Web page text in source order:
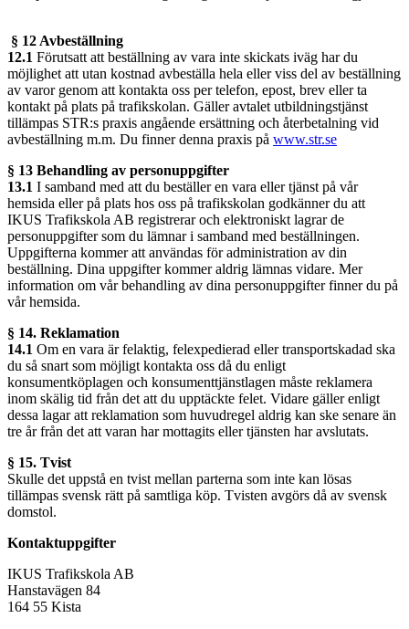
§ 12 Avbeställning
12.1 Förutsatt att beställning av vara inte skickats iväg har du
möjlighet att utan kostnad avbeställa hela eller viss del av beställning
av varor genom att kontakta oss per telefon, epost, brev eller ta
kontakt på plats på trafikskolan. Gäller avtalet utbildningstjänst
tillämpas STR:s praxis angående ersättning och återbetalning vid
avbeställning m.m. Du finner denna praxis på www.str.se
§ 13 Behandling av personuppgifter
13.1 I samband med att du beställer en vara eller tjänst på vår
hemsida eller på plats hos oss på trafikskolan godkänner du att
IKUS Trafikskola AB registrerar och elektroniskt lagrar de
personuppgifter som du lämnar i samband med beställningen.
Uppgifterna kommer att användas för administration av din
beställning. Dina uppgifter kommer aldrig lämnas vidare. Mer
information om vår behandling av dina personuppgifter finner du på
vår hemsida.
§ 14. Reklamation
14.1 Om en vara är felaktig, felexpedierad eller transportskadad ska
du så snart som möjligt kontakta oss då du enligt
konsumentköplagen och konsumenttjänstlagen måste reklamera
inom skälig tid från det att du upptäckte felet. Vidare gäller enligt
dessa lagar att reklamation som huvudregel aldrig kan ske senare än
tre år från det att varan har mottagits eller tjänsten har avslutats.
§ 15. Tvist
Skulle det uppstå en tvist mellan parterna som inte kan lösas
tillämpas svensk rätt på samtliga köp. Tvisten avgörs då av svensk
domstol.
Kontaktuppgifter
IKUS Trafikskola AB
Hanstavägen 84
164 55 Kista